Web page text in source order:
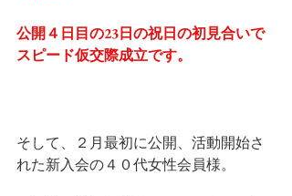
公開４日目の23日の祝日の初見合いで
スピード仮交際成立です。
そして、２月最初に公開、活動開始さ
れた新入会の４０代女性会員様。